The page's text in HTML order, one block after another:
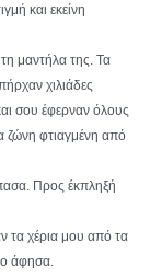
και εκείνη
μαντήλα της. Τα
χιλιάδες
σου έφερναν όλους
ζώνη φτιαγμένη από
Προς έκπληξή
τα χέρια μου από τα
άφησα.